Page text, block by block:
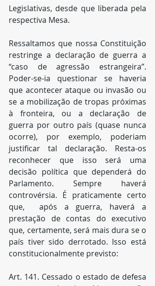
Legislativas, desde que liberada pela
respectiva Mesa.
Ressaltamos que nossa Constituição
restringe a declaração de guerra a
“caso de agressão estrangeira”.
Poder-se-ia questionar se haveria
que acontecer ataque ou invasão ou
se a mobilização de tropas próximas
à fronteira, ou a declaração de
guerra por outro país (quase nunca
ocorre), por exemplo, poderiam
justificar tal declaração. Resta-os
reconhecer que isso será uma
decisão política que dependerá do
Parlamento. Sempre haverá
controvérsia. É praticamente certo
que,  após a guerra, haverá a
prestação de contas do executivo
que, certamente, será mais dura se o
país tiver sido derrotado. Isso está
constitucionalmente previsto:
Art. 141. Cessado o estado de defesa